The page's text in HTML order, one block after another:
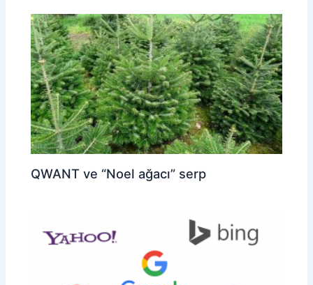
QWANT ve “Noel ağacı” serp